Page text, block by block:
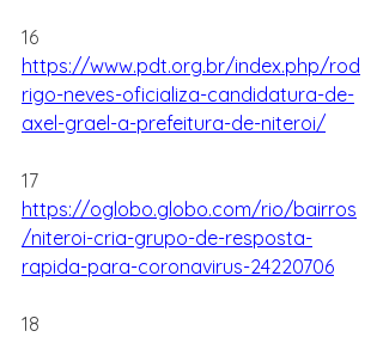
16
https://www.pdt.org.br/index.php/rod
rigo-neves-oficializa-candidatura-de-
axel-grael-a-prefeitura-de-niteroi/
17
https://oglobo.globo.com/rio/bairros
/niteroi-cria-grupo-de-resposta-
rapida-para-coronavirus-24220706
18